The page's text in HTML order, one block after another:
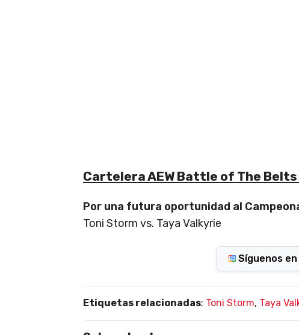
Cartelera AEW Battle of The Belts
Por una futura oportunidad al
Toni Storm vs. Taya Valkyrie
Síguenos en
Etiquetas relacionadas: Toni Storm, Taya